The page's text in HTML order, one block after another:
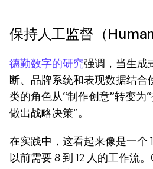
保持人工监督（
德勤数字的研究强调，当生成
断、品牌系统和表现数据结合
类的角色从“制作创意”转变为
做出战略决策”。
在实践中，这看起来像是一个
以前需要 8 到 12 人的工作流